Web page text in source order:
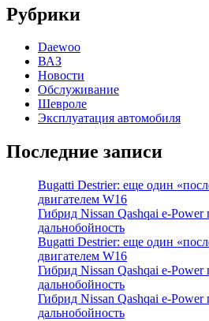
Рубрики
Daewoo
ВАЗ
Новости
Обслуживание
Шевроле
Эксплуатация автомобиля
Последние записи
Bugatti Destrier: еще один
двигателем W16
Гибрид Nissan Qashqai e-Power
дальнобойность
Bugatti Destrier: еще один
двигателем W16
Гибрид Nissan Qashqai e-Power
дальнобойность
Гибрид Nissan Qashqai e-Power
дальнобойность